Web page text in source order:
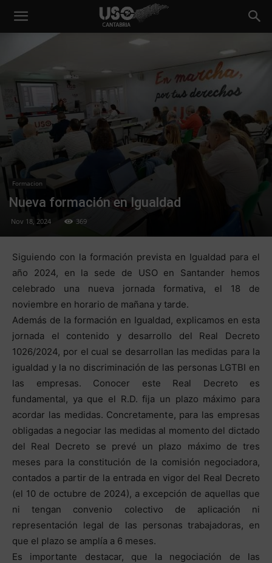
Formacion
Nueva formación en Igualdad
Nov 18, 2024 369
Siguiendo con la formación prevista en Igualdad para el
año 2024, en la sede de USO en Santander hemos
celebrado una nueva jornada formativa, el 18 de
noviembre en horario de mañana y tarde.
Además de la formación en Igualdad, explicamos en esta
jornada el contenido y desarrollo del Real Decreto
1026/2024, por el cual se desarrollan las medidas para la
igualdad y la no discriminación de las personas LGTBI en
las empresas. Conocer este Real Decreto es
fundamental, ya que el R.D. fija un plazo máximo para
acordar las medidas. Concretamente, para las empresas
obligadas a negociar las medidas al momento del dictado
del Real Decreto se prevé un plazo máximo de tres
meses para la constitución de la comisión negociadora,
contados a partir de la entrada en vigor del Real Decreto
(el 10 de octubre de 2024), a excepción de aquellas que
ni tengan convenio colectivo de aplicación ni
representación legal de las personas trabajadoras, en
que el plazo se amplía a 6 meses.
Es importante destacar, que la negociación de las